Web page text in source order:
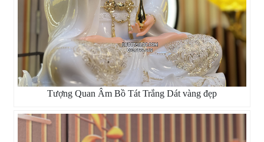
Tượng Quan Âm Bồ Tát Trắng Dát vàng đẹp